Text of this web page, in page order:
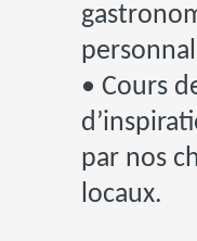
• Cours
par nos
locaux.